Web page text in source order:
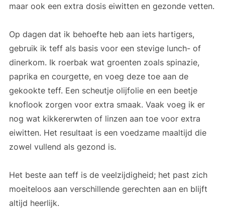
maar ook een extra dosis eiwitten en gezonde vetten.
Op dagen dat ik behoefte heb aan iets hartigers,
gebruik ik teff als basis voor een stevige lunch- of
dinerkom. Ik roerbak wat groenten zoals spinazie,
paprika en courgette, en voeg deze toe aan de
gekookte teff. Een scheutje olijfolie en een beetje
knoflook zorgen voor extra smaak. Vaak voeg ik er
nog wat kikkererwten of linzen aan toe voor extra
eiwitten. Het resultaat is een voedzame maaltijd die
zowel vullend als gezond is.
Het beste aan teff is de veelzijdigheid; het past zich
moeiteloos aan verschillende gerechten aan en blijft
altijd heerlijk.